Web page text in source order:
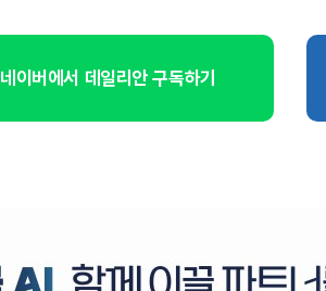
네이버에서 데일리안 구독하기